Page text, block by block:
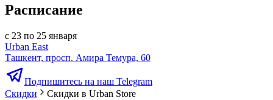
Расписание
с 23 по 25 января
Urban East
Ташкент, просп. Амира Темура, 60
Подпишитесь на наш Telegram
Скидки
Скидки в Urban Store